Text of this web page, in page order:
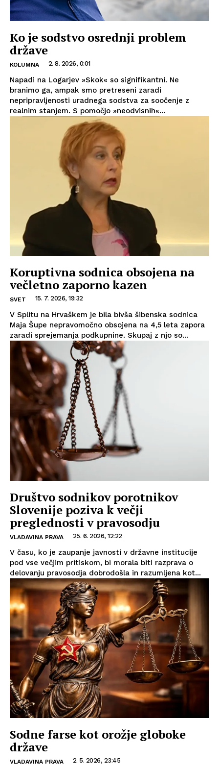
Ko je sodstvo osrednji problem
države
KOLUMNA 2. 8. 2026, 0:01
Napadi na Logarjev »Skok« so signifikantni. Ne
branimo ga, ampak smo pretreseni zaradi
nepripravljenosti uradnega sodstva za soočenje z
realnim stanjem. S pomočjo »neodvisnih«...
Koruptivna sodnica obsojena na
večletno zaporno kazen
SVET 15. 7. 2026, 19:32
V Splitu na Hrvaškem je bila bivša šibenska sodnica
Maja Šupe nepravomočno obsojena na 4,5 leta zapora
zaradi sprejemanja podkupnine. Skupaj z njo so...
Društvo sodnikov porotnikov
Slovenije poziva k večji
preglednosti v pravosodju
VLADAVINA PRAVA 25. 6. 2026, 12:22
V času, ko je zaupanje javnosti v državne institucije
pod vse večjim pritiskom, bi morala biti razprava o
delovanju pravosodja dobrodošla in razumljena kot...
Sodne farse kot orožje globoke
države
VLADAVINA PRAVA 2. 5. 2026, 23:45